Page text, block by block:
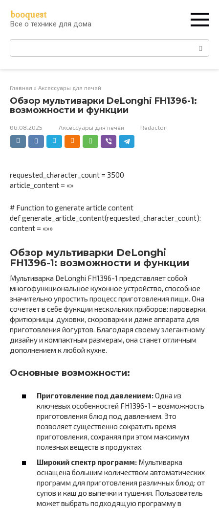
контенту
booquest
Все о технике для дома
Поиск:
Главная » Аксессуары для печей
Обзор мультиварки DeLonghi FH1396-1:
возможности и функции
06.08.2025 Аксессуары для печей Redactor
requested_character_count = 3500
article_content = «»
# Function to generate article content
def generate_article_content(requested_character_count):
content = «»»
Обзор мультиварки DeLonghi
FH1396-1: возможности и функции
Мультиварка DeLonghi FH1396-1 представляет собой
многофункциональное кухонное устройство, способное
значительно упростить процесс приготовления пищи. Она
сочетает в себе функции нескольких приборов: пароварки,
фритюрницы, духовки, скороварки и даже аппарата для
приготовления йогуртов. Благодаря своему элегантному
дизайну и компактным размерам, она станет отличным
дополнением к любой кухне.
Основные возможности:
Приготовление под давлением:Одна из
ключевых особенностей FH1396-1 – возможность
приготовления блюд под давлением. Это
позволяет существенно сократить время
приготовления, сохраняя при этом максимум
полезных веществ в продуктах.
Широкий спектр программ: Мультиварка
оснащена большим количеством автоматических
программ для приготовления различных блюд: от
супов и каш до выпечки и тушения. Пользователь
может выбрать подходящую программу в